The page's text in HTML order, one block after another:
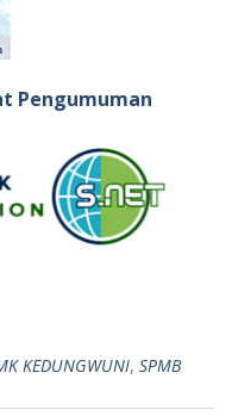
Pengumuman
KEDUNGWUNI, SPMB